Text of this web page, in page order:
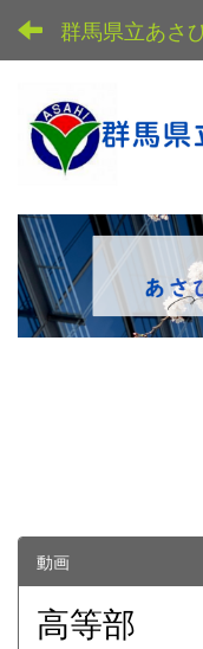
群馬県立あさ
動画
高等部